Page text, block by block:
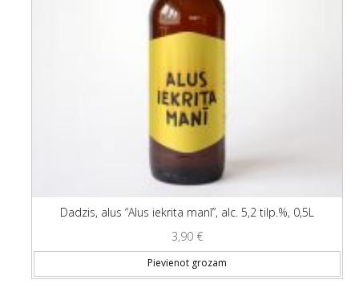
Dadzis, alus “Alus iekrita manī”, alc. 5,2 tilp.%, 0,5L
3,90 €
Pievienot grozam